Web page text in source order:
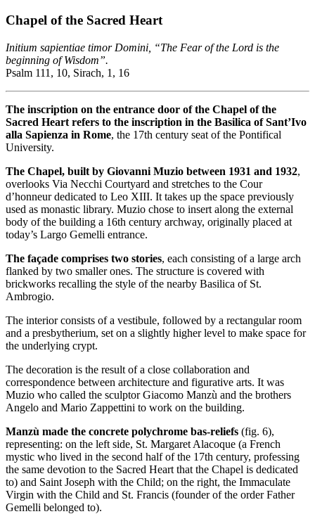
Chapel of the Sacred Heart
Initium sapientiae timor Domini, “The Fear of the Lord is the
beginning of Wisdom”.
Psalm 111, 10, Sirach, 1, 16
The inscription on the entrance door of the Chapel of the
Sacred Heart refers to the inscription in the Basilica of Sant’Ivo
alla Sapienza in Rome, the 17th century seat of the Pontifical
University.
The Chapel, built by Giovanni Muzio between 1931 and 1932,
overlooks Via Necchi Courtyard and stretches to the Cour
d’honneur dedicated to Leo XIII. It takes up the space previously
used as monastic library. Muzio chose to insert along the external
body of the building a 16th century archway, originally placed at
today’s Largo Gemelli entrance.
The façade comprises two stories, each consisting of a large arch
flanked by two smaller ones. The structure is covered with
brickworks recalling the style of the nearby Basilica of St.
Ambrogio.
The interior consists of a vestibule, followed by a rectangular room
and a presbytherium, set on a slightly higher level to make space for
the underlying crypt.
The decoration is the result of a close collaboration and
correspondence between architecture and figurative arts. It was
Muzio who called the sculptor Giacomo Manzù and the brothers
Angelo and Mario Zappettini to work on the building.
Manzù made the concrete polychrome bas-reliefs (fig. 6),
representing: on the left side, St. Margaret Alacoque (a French
mystic who lived in the second half of the 17th century, professing
the same devotion to the Sacred Heart that the Chapel is dedicated
to) and Saint Joseph with the Child; on the right, the Immaculate
Virgin with the Child and St. Francis (founder of the order Father
Gemelli belonged to).